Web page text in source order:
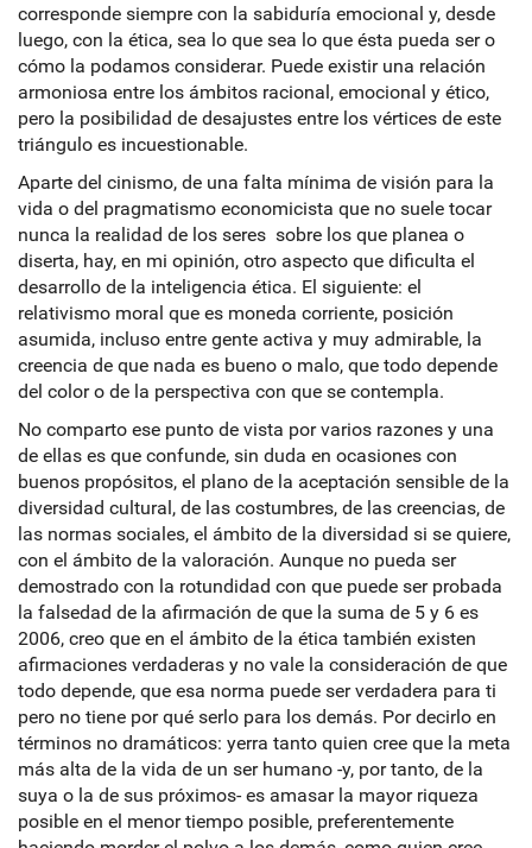
corresponde siempre con la sabiduría emocional y, desde
luego, con la ética, sea lo que sea lo que ésta pueda ser o
cómo la podamos considerar. Puede existir una relación
armoniosa entre los ámbitos racional, emocional y ético,
pero la posibilidad de desajustes entre los vértices de este
triángulo es incuestionable.
Aparte del cinismo, de una falta mínima de visión para la
vida o del pragmatismo economicista que no suele tocar
nunca la realidad de los seres sobre los que planea o
diserta, hay, en mi opinión, otro aspecto que dificulta el
desarrollo de la inteligencia ética. El siguiente: el
relativismo moral que es moneda corriente, posición
asumida, incluso entre gente activa y muy admirable, la
creencia de que nada es bueno o malo, que todo depende
del color o de la perspectiva con que se contempla.
No comparto ese punto de vista por varios razones y una
de ellas es que confunde, sin duda en ocasiones con
buenos propósitos, el plano de la aceptación sensible de la
diversidad cultural, de las costumbres, de las creencias, de
las normas sociales, el ámbito de la diversidad si se quiere,
con el ámbito de la valoración. Aunque no pueda ser
demostrado con la rotundidad con que puede ser probada
la falsedad de la afirmación de que la suma de 5 y 6 es
2006, creo que en el ámbito de la ética también existen
afirmaciones verdaderas y no vale la consideración de que
todo depende, que esa norma puede ser verdadera para ti
pero no tiene por qué serlo para los demás. Por decirlo en
términos no dramáticos: yerra tanto quien cree que la meta
más alta de la vida de un ser humano -y, por tanto, de la
suya o la de sus próximos- es amasar la mayor riqueza
posible en el menor tiempo posible, preferentemente